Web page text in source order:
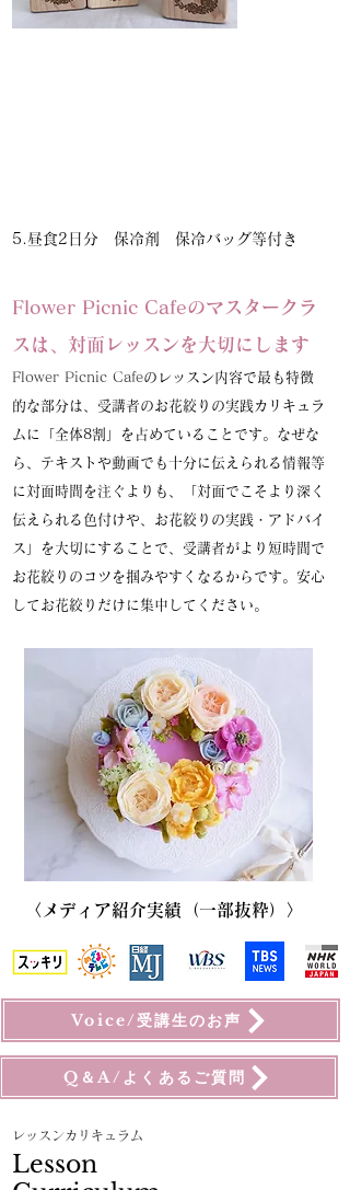
5.昼食2日分 保冷剤 保冷バッグ等付き
Flower Picnic Cafeのマスタークラ
スは、対面レッスンを大切にします
Flower Picnic Cafeのレッスン内容で最も特徴
的な部分は、受講者のお花絞りの実践カリキュラ
ムに「全体8割」を占めていることです。なぜな
ら、テキストや動画でも十分に伝えられる情報等
に対面時間を注ぐよりも、「対面でこそより深く
伝えられる色付けや、お花絞りの実践・アドバイ
ス」を大切にすることで、受講者がより短時間で
お花絞りのコツを掴みやすくなるからです。安心
してお花絞りだけに集中してください。
〈メディア紹介実績（一部抜粋）〉
Voice/受講生のお声
Q＆A/よくあるご質問
​レッスンカリキュラム
​Lesson